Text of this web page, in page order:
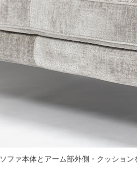
ソファ本体とアーム部外側・クッショ